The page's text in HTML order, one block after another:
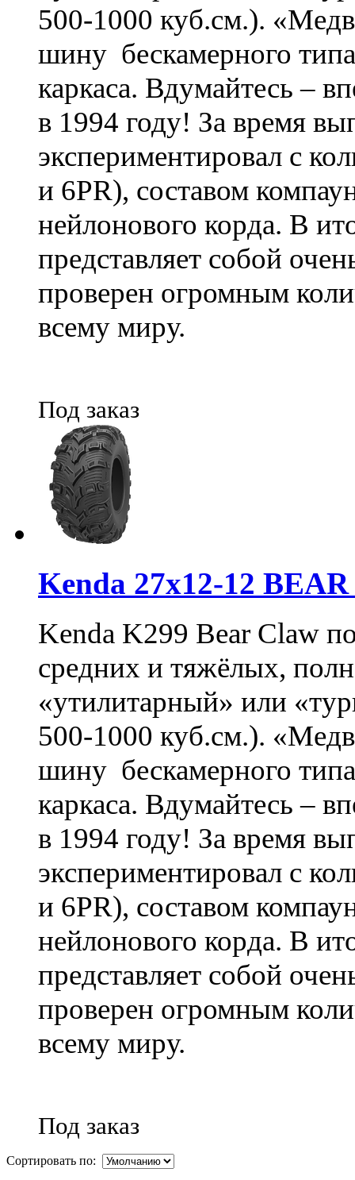
500-1000 куб.см.).
шину бескамерного
каркаса. Вдумайтесь –
в 1994 году! За время
экспериментировал с
и 6PR), составом
нейлонового корда. В
представляет собой
проверен огромным
всему миру.
Под заказ
Kenda 27х12-12
Kenda K299 Bear Claw
средних и тяжёлых,
«утилитарный» или
500-1000 куб.см.).
шину бескамерного
каркаса. Вдумайтесь –
в 1994 году! За время
экспериментировал с
и 6PR), составом
нейлонового корда. В
представляет собой
проверен огромным
всему миру.
Под заказ
Сортировать по: